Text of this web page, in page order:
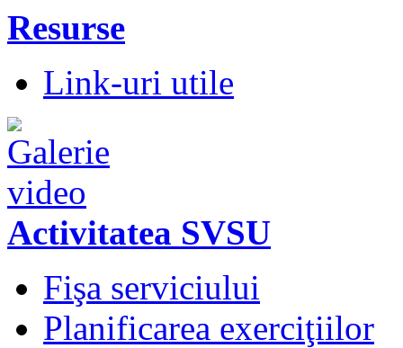
Resurse
Link-uri utile
Activitatea SVSU
Fişa serviciului
Planificarea exerciţiilor